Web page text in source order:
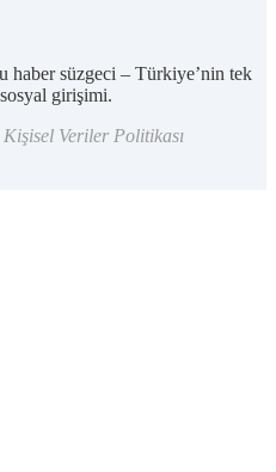
süzgeci – Türkiye’nin tek
girişimi.
Veriler Politikası